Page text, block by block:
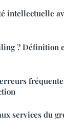
intellectuelle
? Définition
services du